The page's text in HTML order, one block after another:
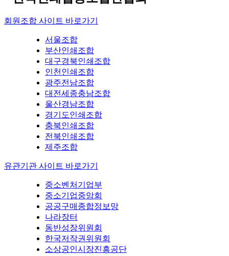
회원조합 사이트 바로가기
서울조합
부산인쇄조합
대구경북인쇄조합
인천인쇄조합
광주전남조합
대전세종충남조합
울산경남조합
경기도인쇄조합
충북인쇄조합
전북인쇄조합
제주조합
유관기관 사이트 바로가기
중소벤처기업부
중소기업중앙회
공공구매종합정보망
나라장터
동반성장위원회
한국저작권위원회
소상공인시장진흥공단